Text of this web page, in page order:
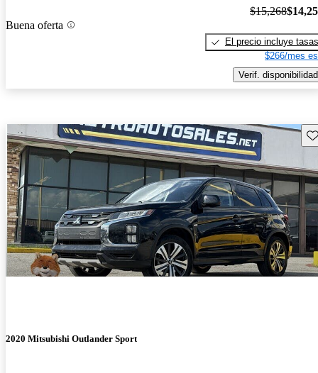
Buena oferta
$15,268
El precio incluye tasas
$266/mes
Verif. disponibilidad
2020 Mitsubishi Outlander Sport